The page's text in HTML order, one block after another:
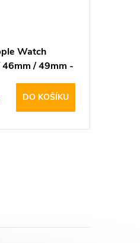
Watch
/ 49mm -
Pro
DO KOŠÍKU